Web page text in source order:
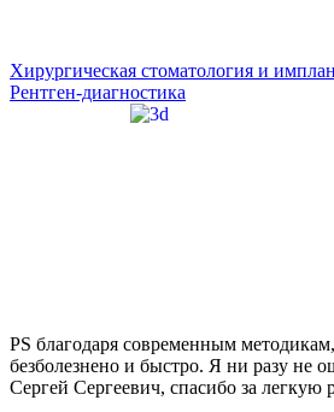
Хирургическая стоматология и
Рентген-диагностика
PS благодаря современным
безболезнено и быстро. Я ни разу не
Сергей Сергеевич, спасибо за